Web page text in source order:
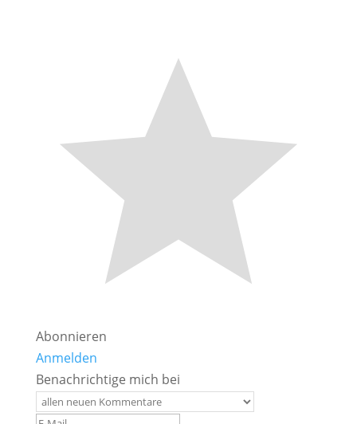
Abonnieren
Anmelden
Benachrichtige mich bei